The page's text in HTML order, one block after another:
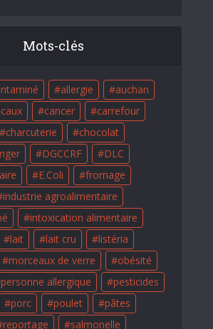
Mots-clés
allergie
auchan
cancer
carrefour
charcuterie
chocolat
DGCCRF
DLC
E.Coli
fromage
industrie agroalimentaire
intoxication alimentaire
lait lait cru
listéria
morceaux de verre
obésité
personne allergique
pesticides
porc poulet
pâtes
reportage salmonelle